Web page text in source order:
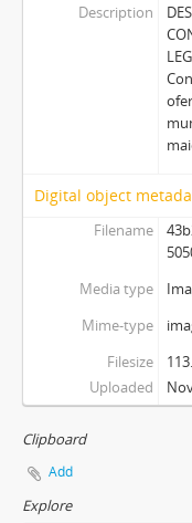
Description
Digital object
Filename
Media type
Mime-type
Filesize
Uploaded
Clipboard
Add
Explore